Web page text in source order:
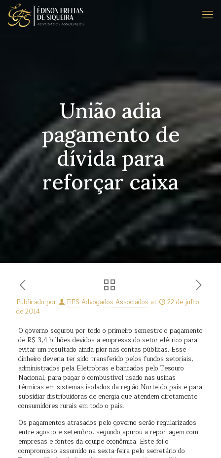
União adia
pagamento de
dívida para
reforçar caixa
Publicado por EFS Advogados Associados at
22 de julho
de 2014
O governo segurou por todo o primeiro semestre o pagamento
de R$ 3,4 bilhões devidos a empresas do setor elétrico para
evitar um resultado ainda pior nas contas públicas. Esse
dinheiro deveria ter sido transferido pelos fundos setoriais,
administrados pela Eletrobras e bancados pelo Tesouro
Nacional, para pagar o combustível usado nas usinas
térmicas em sistemas isolados da região Norte do país e para
subsidiar distribuidoras de energia que atendem diretamente
consumidores rurais em todo o país.
Os pagamentos atrasados pelo governo serão regularizados
entre agosto e setembro, segundo apurou a reportagem com
empresas e fontes da equipe econômica. Este foi o
compromisso assumido na sexta-feira pelo secretário do